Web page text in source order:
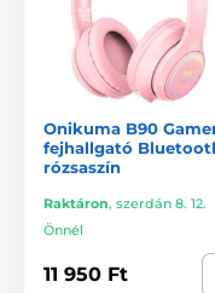
Onikuma B90
fejhallgató
rózsaszín
Raktáron, szerdán 8. 12.
Önnél
11 950 Ft